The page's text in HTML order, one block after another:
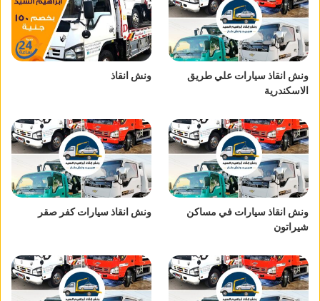
ونش انقاذ سيارات علي طريق
الاسكندرية
ونش انقاذ
ونش انقاذ سيارات في مساكن
شيراتون
ونش انقاذ سيارات كفر صقر